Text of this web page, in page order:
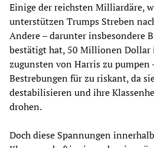
Einige der reichsten Milliardäre,
unterstützen Trumps Streben
Andere – darunter insbesondere
bestätigt hat, 50 Millionen Dollar
zugunsten von Harris zu pumpen
Bestrebungen für zu riskant, da
destabilisieren und ihre
drohen.
Doch diese Spannungen